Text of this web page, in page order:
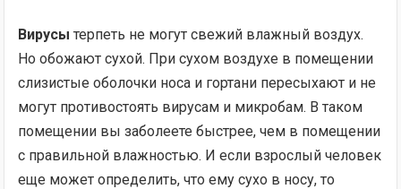
Вирусы терпеть не могут свежий влажный воздух.
Но обожают сухой. При сухом воздухе в помещении
слизистые оболочки носа и гортани пересыхают и не
могут противостоять вирусам и микробам. В таком
помещении вы заболеете быстрее, чем в помещении
с правильной влажностью. И если взрослый человек
еще может определить, что ему сухо в носу, то